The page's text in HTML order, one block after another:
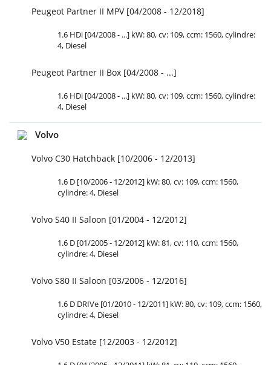
Peugeot Partner II MPV [04/2008 - 12/2018]
1.6 HDi [04/2008 - ...] kW: 80, cv: 109, ccm: 1560, cylindre:
4, Diesel
Peugeot Partner II Box [04/2008 - ...]
1.6 HDi [04/2008 - ...] kW: 80, cv: 109, ccm: 1560, cylindre:
4, Diesel
Volvo
Volvo C30 Hatchback [10/2006 - 12/2013]
1.6 D [10/2006 - 12/2012] kW: 80, cv: 109, ccm: 1560,
cylindre: 4, Diesel
Volvo S40 II Saloon [01/2004 - 12/2012]
1.6 D [01/2005 - 12/2012] kW: 81, cv: 110, ccm: 1560,
cylindre: 4, Diesel
Volvo S80 II Saloon [03/2006 - 12/2016]
1.6 D DRIVe [01/2010 - 12/2011] kW: 80, cv: 109, ccm: 1560,
cylindre: 4, Diesel
Volvo V50 Estate [12/2003 - 12/2012]